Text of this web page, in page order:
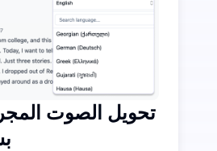
تحويل الصوت